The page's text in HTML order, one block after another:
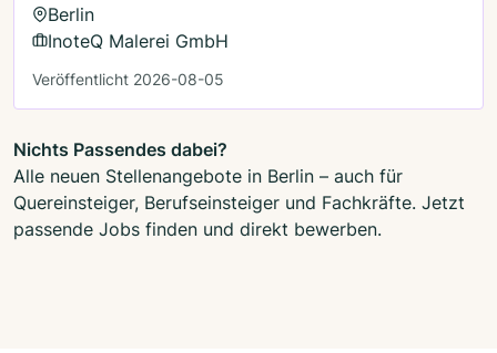
Berlin
InoteQ Malerei GmbH
Veröffentlicht 2026-08-05
Nichts Passendes dabei?
Alle neuen Stellenangebote in Berlin – auch für
Quereinsteiger, Berufseinsteiger und Fachkräfte. Jetzt
passende Jobs finden und direkt bewerben.